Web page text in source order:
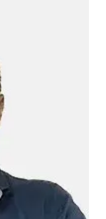
Ausstattung